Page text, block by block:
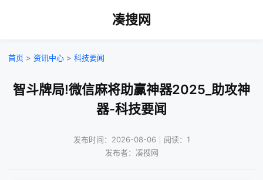
凑搜网
首页 > 资讯中心 > 科技要闻
智斗牌局!微信麻将助赢神器2025_助攻神
器-科技要闻
发布时间：2026-08-06｜阅读：1
发布者：凑搜网